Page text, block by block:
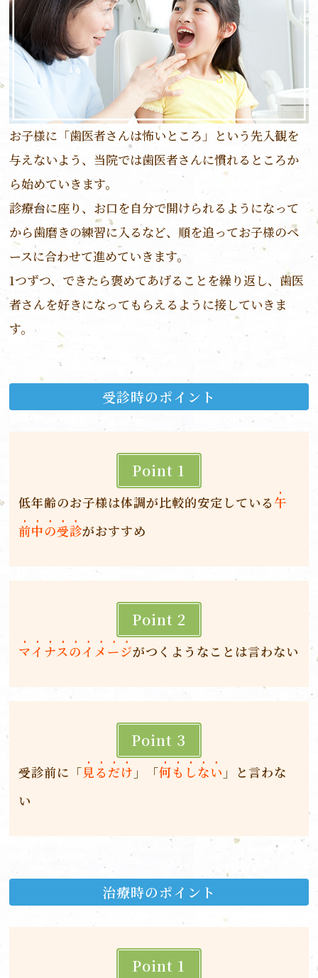
お子様に「歯医者さんは怖いところ」という先入観を
与えないよう、当院では歯医者さんに慣れるところか
ら始めていきます。
診療台に座り、お口を自分で開けられるようになって
から歯磨きの練習に入るなど、順を追ってお子様のペ
ースに合わせて進めていきます。
1つずつ、できたら褒めてあげることを繰り返し、歯医
者さんを好きになってもらえるように接していきま
す。
受診時のポイント
Point 1
低年齢のお子様は体調が比較的安定している 午
前中の受診がおすすめ
Point 2
マイナスのイメージがつくようなことは言わない
Point 3
受診前に「見るだけ 」「何もしない 」と言わな
い
治療時のポイント
Point 1